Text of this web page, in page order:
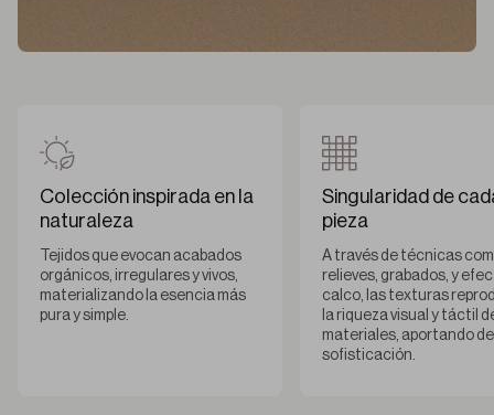
Colección inspirada en la
naturaleza
Tejidos que evocan acabados
orgánicos, irregulares y vivos,
materializando la esencia más
pura y simple.
Singularidad de
pieza
A través de técnicas
relieves, grabados, y
calco, las texturas
la riqueza visual y táctil
materiales, aportando
sofisticación.